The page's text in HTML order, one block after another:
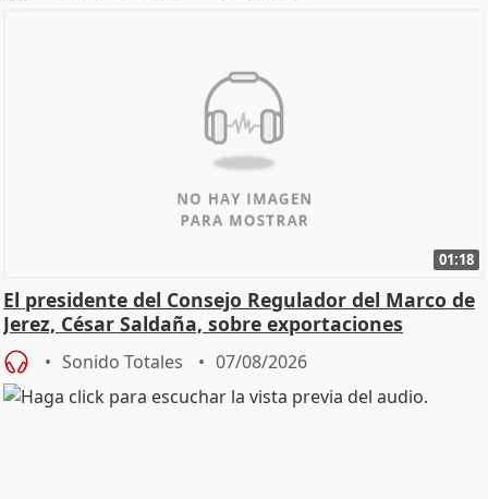
01:18
El presidente del Consejo Regulador del Marco de
Jerez, César Saldaña, sobre exportaciones
Sonido Totales 07/08/2026